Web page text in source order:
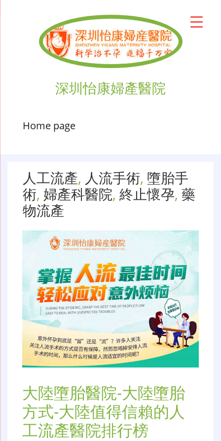
深圳怡康婦產醫院
Home page
人工流產, 人流手術, 墮胎手
術, 婦產科醫院, 終止懷孕, 藥
物流產
大陸墮胎醫院-大陸墮胎
方式-大陸值得信賴的人
工流產醫院排行榜